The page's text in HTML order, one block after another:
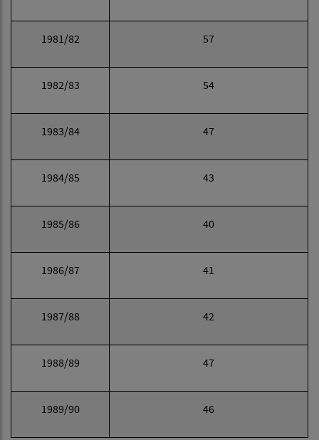
1981/82 57
1982/83 54
1983/84 47
1984/85 43
1985/86 40
1986/87 41
1987/88 42
1988/89 47
1989/90 46